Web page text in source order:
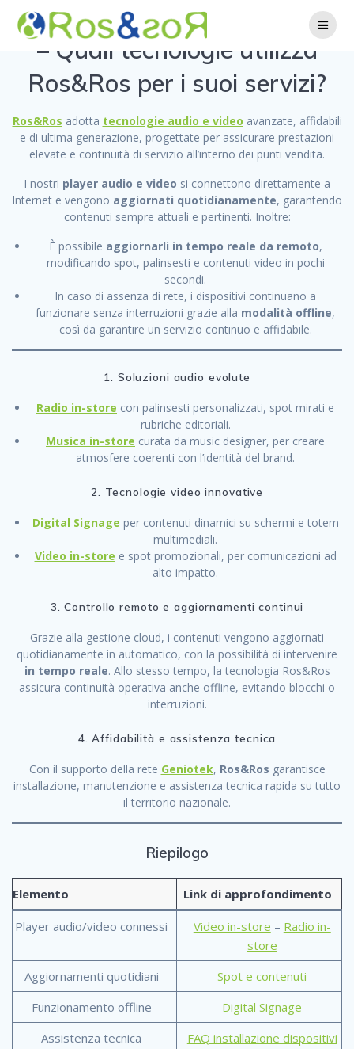
to
content
– Quali tecnologie utilizza
Ros&Ros per i suoi servizi?
Ros&Ros adotta tecnologie audio e video avanzate, affidabili
e di ultima generazione, progettate per assicurare prestazioni
elevate e continuità di servizio all’interno dei punti vendita.
I nostri player audio e video si connettono direttamente a
Internet e vengono aggiornati quotidianamente, garantendo
contenuti sempre attuali e pertinenti. Inoltre:
È possibile aggiornarli in tempo reale da remoto,
modificando spot, palinsesti e contenuti video in pochi
secondi.
In caso di assenza di rete, i dispositivi continuano a
funzionare senza interruzioni grazie alla modalità offline,
così da garantire un servizio continuo e affidabile.
1. Soluzioni audio evolute
Radio in-store con palinsesti personalizzati, spot mirati e
rubriche editoriali.
Musica in-store curata da music designer, per creare
atmosfere coerenti con l’identità del brand.
2. Tecnologie video innovative
Digital Signage per contenuti dinamici su schermi e totem
multimediali.
Video in-store e spot promozionali, per comunicazioni ad
alto impatto.
3. Controllo remoto e aggiornamenti continui
Grazie alla gestione cloud, i contenuti vengono aggiornati
quotidianamente in automatico, con la possibilità di intervenire
in tempo reale. Allo stesso tempo, la tecnologia Ros&Ros
assicura continuità operativa anche offline, evitando blocchi o
interruzioni.
4. Affidabilità e assistenza tecnica
Con il supporto della rete Geniotek, Ros&Ros garantisce
installazione, manutenzione e assistenza tecnica rapida su tutto
il territorio nazionale.
Riepilogo
Elemento Link di approfondimento
Player audio/video connessi Video in-store – Radio in-
store
Aggiornamenti quotidiani
Spot e contenuti
Funzionamento offline
Digital Signage
Assistenza tecnica
FAQ installazione dispositivi